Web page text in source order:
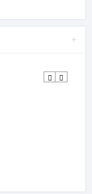
+
Previous
Next